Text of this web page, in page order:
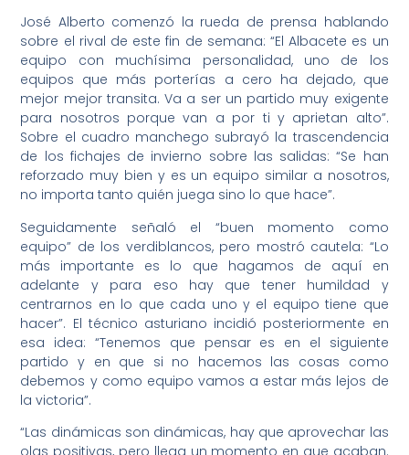
José Alberto comenzó la rueda de prensa hablando
sobre el rival de este fin de semana: “El Albacete es un
equipo con muchísima personalidad, uno de los
equipos que más porterías a cero ha dejado, que
mejor mejor transita. Va a ser un partido muy exigente
para nosotros porque van a por ti y aprietan alto”.
Sobre el cuadro manchego subrayó la trascendencia
de los fichajes de invierno sobre las salidas: “Se han
reforzado muy bien y es un equipo similar a nosotros,
no importa tanto quién juega sino lo que hace”.
Seguidamente señaló el “buen momento como
equipo” de los verdiblancos, pero mostró cautela: “Lo
más importante es lo que hagamos de aquí en
adelante y para eso hay que tener humildad y
centrarnos en lo que cada uno y el equipo tiene que
hacer”. El técnico asturiano incidió posteriormente en
esa idea: “Tenemos que pensar es en el siguiente
partido y en que si no hacemos las cosas como
debemos y como equipo vamos a estar más lejos de
la victoria”.
“Las dinámicas son dinámicas, hay que aprovechar las